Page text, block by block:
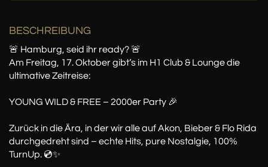
BESCHREIBUNG
🚨 Hamburg, seid ihr ready? 🚨
Am Freitag, 17. Oktober gibt’s im H1 Club & Lounge die
ultimative Zeitreise:
YOUNG WILD & FREE – 2000er Party 🎉
Zurück in die Ära, in der wir alle auf Akon, Bieber & Flo Rida
durchgedreht sind – echte Hits, pure Nostalgie, 100%
TurnUp. 💿✨